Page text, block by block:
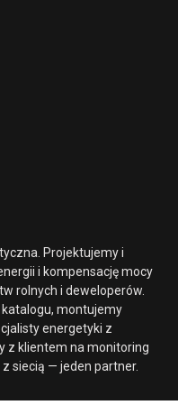
Projektujemy i
i kompensację mocy
rolnych i deweloperów.
katalogu, montujemy
energetyki z
z klientem na monitoring
siecią — jeden partner.